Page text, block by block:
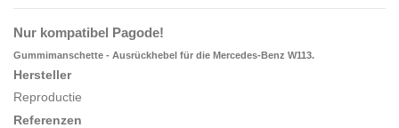
Nur kompatibel Pagode!
Gummimanschette - Ausrückhebel für die Mercedes-Benz W113.
Hersteller
Reproductie
Referenzen